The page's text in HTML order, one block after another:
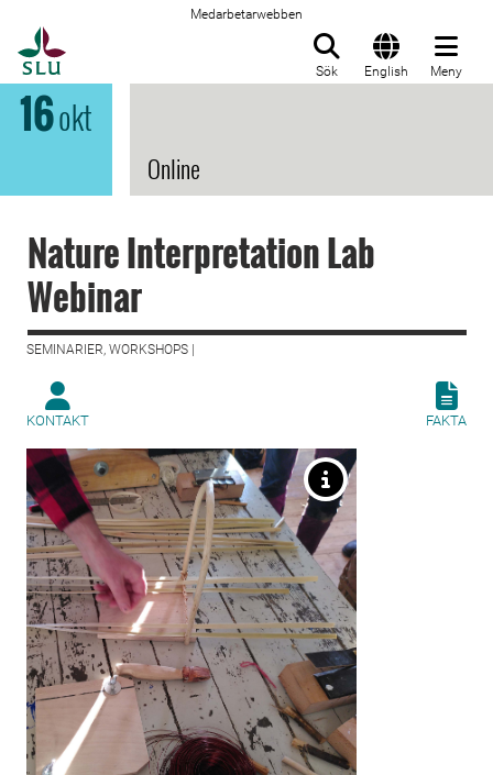
Medarbetarwebben
Sök English Meny
16okt
Online
Nature Interpretation Lab
Webinar
SEMINARIER, WORKSHOPS |
KONTAKT FAKTA